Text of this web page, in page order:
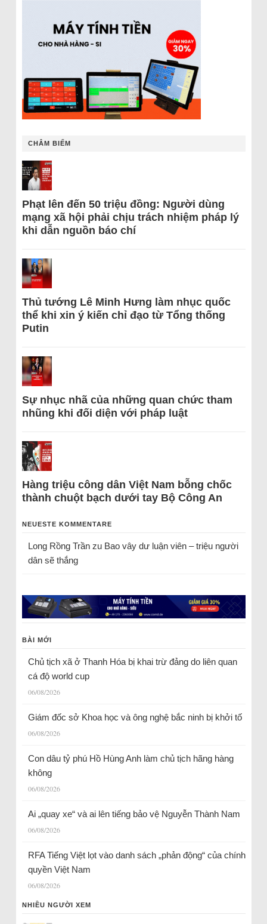
CHÂM BIẾM
Phạt lên đến 50 triệu đồng: Người dùng
mạng xã hội phải chịu trách nhiệm pháp lý
khi dẫn nguồn báo chí
Thủ tướng Lê Minh Hưng làm nhục quốc
thể khi xin ý kiến chỉ đạo từ Tổng thống
Putin
Sự nhục nhã của những quan chức tham
nhũng khi đối diện với pháp luật
Hàng triệu công dân Việt Nam bỗng chốc
thành chuột bạch dưới tay Bộ Công An
NEUESTE KOMMENTARE
Long Rồng Trầnzu Bao vây dư luận viên – triệu người
dân sẽ thắng
BÀI MỚI
Chủ tịch xã ở Thanh Hóa bị khai trừ đảng do liên quan
cá độ world cup
06/08/2026
Giám đốc sở Khoa học và ông nghệ bắc ninh bị khởi tố
06/08/2026
Con dâu tỷ phú Hồ Hùng Anh làm chủ tịch hãng hàng
không
06/08/2026
Ai „quay xe“ và ai lên tiếng bảo vệ Nguyễn Thành Nam
06/08/2026
RFA Tiếng Việt lọt vào danh sách „phản động“ của chính
quyền Việt Nam
06/08/2026
NHIỀU NGƯỜI XEM